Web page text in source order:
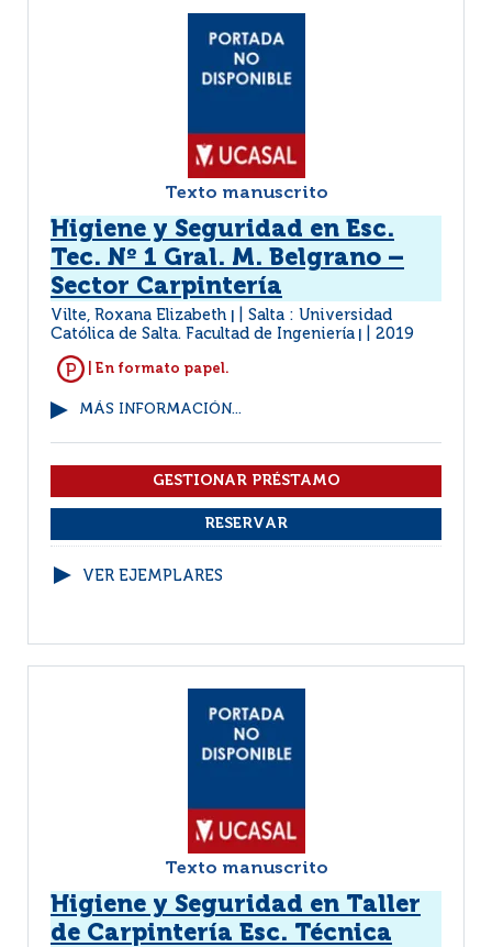
Texto manuscrito
Higiene y Seguridad en Esc.
Tec. Nº 1 Gral. M. Belgrano –
Sector Carpintería
Vilte, Roxana Elizabeth
Salta : Universidad
Católica de Salta. Facultad de Ingeniería
2019
| En formato papel.
MÁS INFORMACIÓN...
VER EJEMPLARES
Texto manuscrito
Higiene y Seguridad en Taller
de Carpintería Esc. Técnica